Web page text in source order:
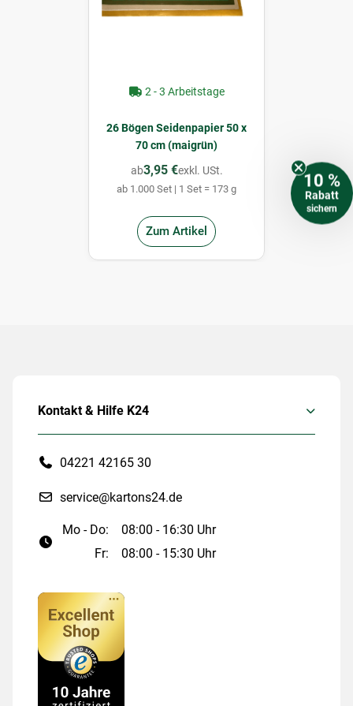
2 - 3 Arbeitstage
26 Bögen Seidenpapier 50 x
70 cm (maigrün)
ab3,95 €exkl. USt.
ab 1.000 Set | 1 Set = 173 g
Zum Artikel
Kontakt & Hilfe K24
04221 42165 30
service@kartons24.de
Mo - Do:
08:00 - 16:30 Uhr
Fr:
08:00 - 15:30 Uhr
10 %
Rabatt
sichern